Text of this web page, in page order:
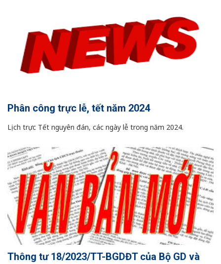
Phân công trực lễ, tết năm 2024
Lịch trực Tết nguyên đán, các ngày lễ trong năm 2024.
Thông tư 18/2023/TT-BGDĐT của Bộ GD và